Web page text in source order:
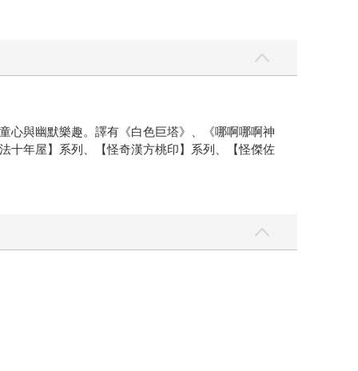
心與幽默樂趣。譯有《白色巨塔》、《哪啊哪啊神
十年屋】系列、【怪奇漢方桃印】系列、【怪傑佐